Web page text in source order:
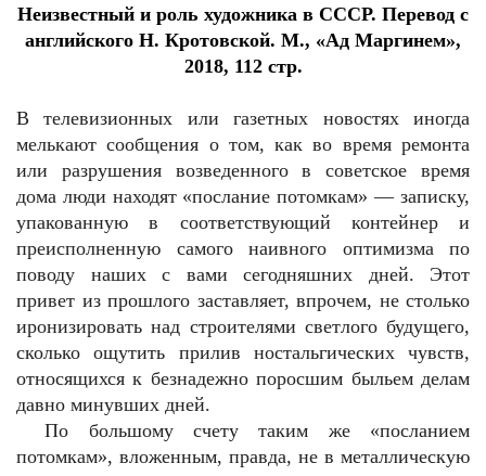
Неизвестный и роль художника в СССР. Перевод с
английского Н. Кротовской. М., «Ад Маргинем»,
2018, 112 стр.
В телевизионных или газетных новостях иногда
мелькают сообщения о том, как во время ремонта
или разрушения возведенного в советское время
дома люди находят «послание потомкам» — записку,
упакованную в соответствующий контейнер и
преисполненную самого наивного оптимизма по
поводу наших с вами сегодняшних дней. Этот
привет из прошлого заставляет, впрочем, не столько
иронизировать над строителями светлого будущего,
сколько ощутить прилив ностальгических чувств,
относящихся к безнадежно поросшим быльем делам
давно минувших дней.
По большому счету таким же «посланием
потомкам», вложенным, правда, не в металлическую